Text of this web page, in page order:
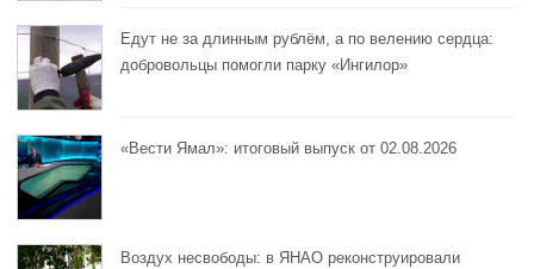
Едут не за длинным рублём, а по велению сердца:
добровольцы помогли парку «Ингилор»
«Вести Ямал»: итоговый выпуск от 02.08.2026
Воздух несвободы: в ЯНАО реконструировали